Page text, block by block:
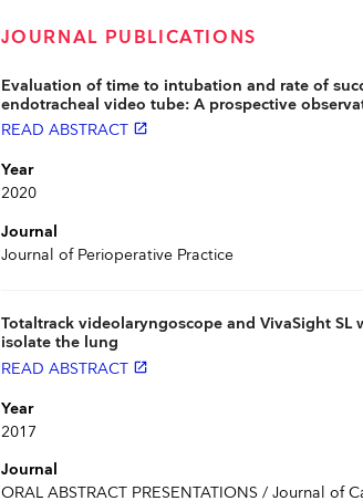
JOURNAL PUBLICATIONS
Evaluation of time to intubation and rate of
endotracheal video tube: A prospective
READ ABSTRACT launch
Year
2020
Journal
Journal of Perioperative Practice
Totaltrack videolaryngoscope and VivaSight
isolate the lung
READ ABSTRACT launch
Year
2017
Journal
ORAL ABSTRACT PRESENTATIONS / Journal of